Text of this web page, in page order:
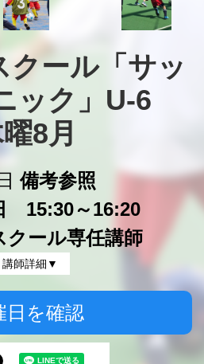
クール「サッ
ック」U-6
8月
備考参照
15:30～16:20
クール専任講師
講師詳細▼
日を確認